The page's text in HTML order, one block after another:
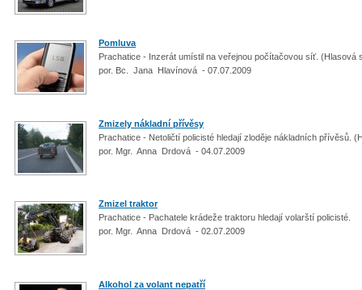
Pomluva
Prachatice - Inzerát umístil na veřejnou počítačovou síť. (Hlasová
por. Bc. Jana Hlavínová - 07.07.2009
Zmizely nákladní přívěsy
Prachatice - Netoličtí policisté hledají zloděje nákladních přívěsů.
por. Mgr. Anna Drdová - 04.07.2009
Zmizel traktor
Prachatice - Pachatele krádeže traktoru hledají volarští policisté.
por. Mgr. Anna Drdová - 02.07.2009
Alkohol za volant nepatří